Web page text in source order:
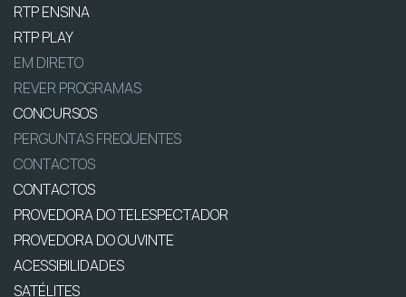
RTP ENSINA
RTP PLAY
EM DIRETO
REVER PROGRAMAS
CONCURSOS
PERGUNTAS FREQUENTES
CONTACTOS
CONTACTOS
PROVEDORA DO TELESPECTADOR
PROVEDORA DO OUVINTE
ACESSIBILIDADES
SATÉLITES